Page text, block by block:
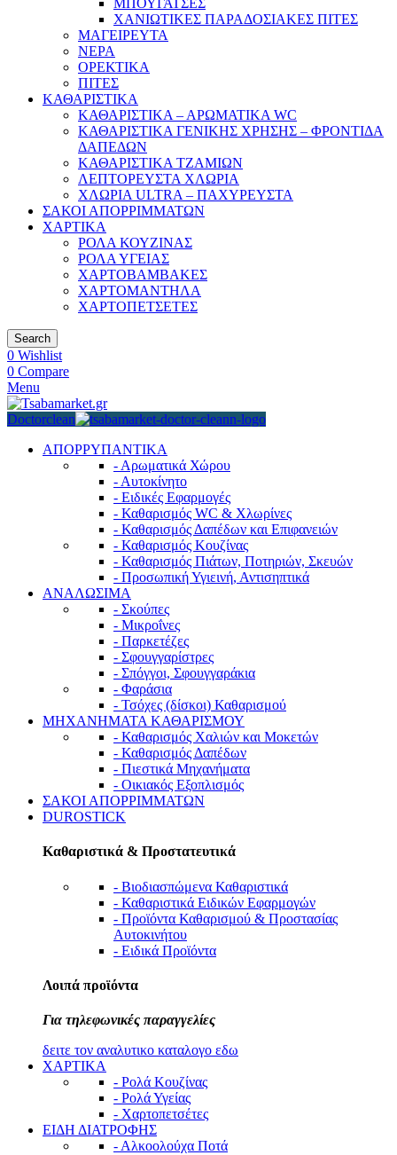
ΜΠΟΥΓΑΤΣΕΣ
ΧΑΝΙΩΤΙΚΕΣ ΠΑΡΑΔΟΣΙΑΚΕΣ ΠΙΤΕΣ
ΜΑΓΕΙΡΕΥΤΑ
ΝΕΡΑ
ΟΡΕΚΤΙΚΑ
ΠΙΤΕΣ
ΚΑΘΑΡΙΣΤΙΚΑ
ΚΑΘΑΡΙΣΤΙΚΑ – ΑΡΩΜΑΤΙΚΑ WC
ΚΑΘΑΡΙΣΤΙΚΑ ΓΕΝΙΚΗΣ ΧΡΗΣΗΣ – ΦΡΟΝΤΙΔΑ
ΔΑΠΕΔΩΝ
ΚΑΘΑΡΙΣΤΙΚΑ ΤΖΑΜΙΩΝ
ΛΕΠΤΟΡΕΥΣΤΑ ΧΛΩΡΙΑ
ΧΛΩΡΙΑ ULTRA – ΠΑΧΥΡΕΥΣΤΑ
ΣΑΚΟΙ ΑΠΟΡΡΙΜΜΑΤΩΝ
ΧΑΡΤΙΚΑ
ΡΟΛΑ ΚΟΥΖΙΝΑΣ
ΡΟΛΑ ΥΓΕΙΑΣ
ΧΑΡΤΟΒΑΜΒΑΚΕΣ
ΧΑΡΤΟΜΑΝΤΗΛΑ
ΧΑΡΤΟΠΕΤΣΕΤΕΣ
Search
0 Wishlist
0 Compare
Menu
Doctorclean
ΑΠΟΡΡΥΠΑΝΤΙΚΑ
- Αρωματικά Χώρου
- Αυτοκίνητο
- Ειδικές Εφαρμογές
- Καθαρισμός WC & Χλωρίνες
- Καθαρισμός Δαπέδων και Επιφανειών
- Καθαρισμός Κουζίνας
- Καθαρισμός Πιάτων, Ποτηριών, Σκευών
- Προσωπική Υγιεινή, Αντισηπτικά
ΑΝΑΛΩΣΙΜΑ
- Σκούπες
- Μικροΐνες
- Παρκετέζες
- Σφουγγαρίστρες
- Σπόγγοι, Σφουγγαράκια
- Φαράσια
- Τσόχες (δίσκοι) Καθαρισμού
ΜΗΧΑΝΗΜΑΤΑ ΚΑΘΑΡΙΣΜΟΥ
- Καθαρισμός Χαλιών και Μοκετών
- Καθαρισμός Δαπέδων
- Πιεστικά Μηχανήματα
- Οικιακός Εξοπλισμός
ΣΑΚΟΙ ΑΠΟΡΡΙΜΜΑΤΩΝ
DUROSTICK
Καθαριστικά & Προστατευτικά
- Βιοδιασπώμενα Καθαριστικά
- Καθαριστικά Ειδικών Εφαρμογών
- Προϊόντα Καθαρισμού & Προστασίας
Αυτοκινήτου
- Ειδικά Προϊόντα
Λοιπά προϊόντα
Για τηλεφωνικές παραγγελίες
δειτε τον αναλυτικο καταλογο εδω
ΧΑΡΤΙΚΑ
- Ρολά Κουζίνας
- Ρολά Υγείας
- Χαρτοπετσέτες
ΕΙΔΗ ΔΙΑΤΡΟΦΗΣ
- Αλκοολούχα Ποτά